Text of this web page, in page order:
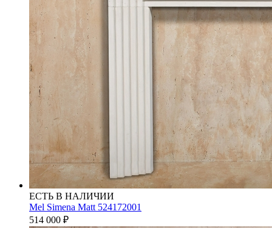
ЕСТЬ В НАЛИЧИИ
Mel Simena Matt 524172001
514 000 ₽